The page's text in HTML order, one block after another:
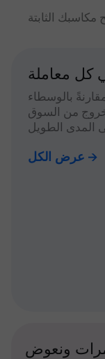
مكاسبك الثابتة
كل معاملة
بالوسطاء
من السوق
عرض الكل
ونعوض